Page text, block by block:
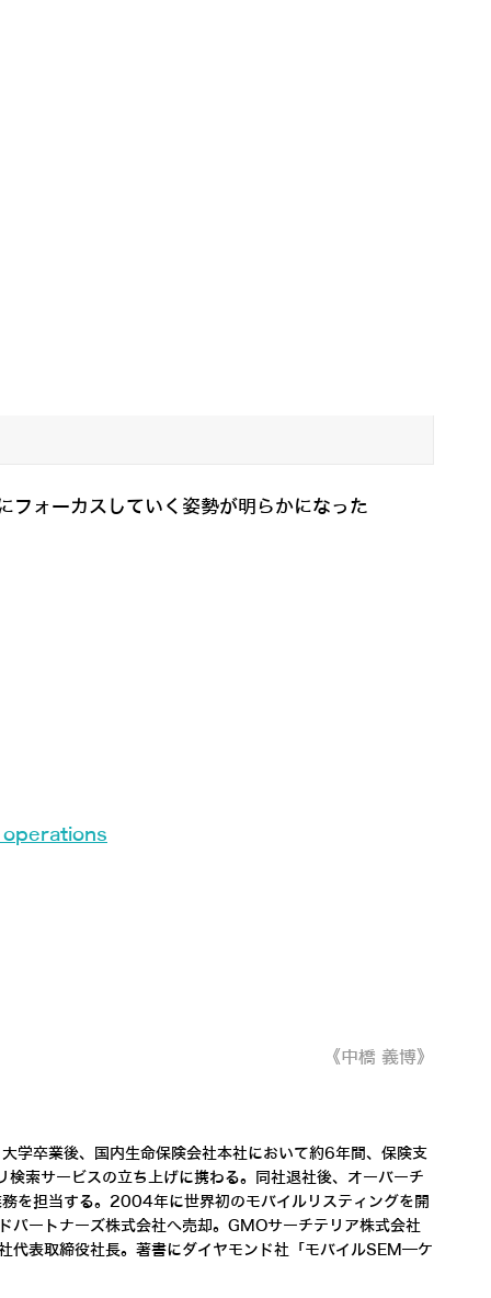
ォーカスしていく姿勢が明らかになった
《中橋 義博》
学卒業後、国内生命保険会社本社において約6年間、保険支
索サービスの立ち上げに携わる。同社退社後、オーバーチ
を担当する。2004年に世界初のモバイルリスティングを開
ートナーズ株式会社へ売却。GMOサーチテリア株式会社
代表取締役社長。著書にダイヤモンド社「モバイルSEM―ケ